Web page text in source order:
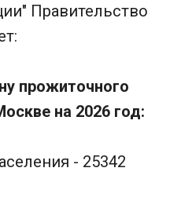
Правительство
прожиточного
на 2026 год:
- 25342